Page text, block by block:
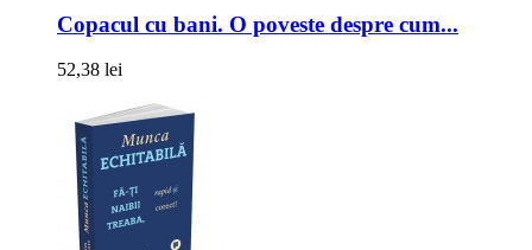
Copacul cu bani. O poveste despre cum...
52,38 lei